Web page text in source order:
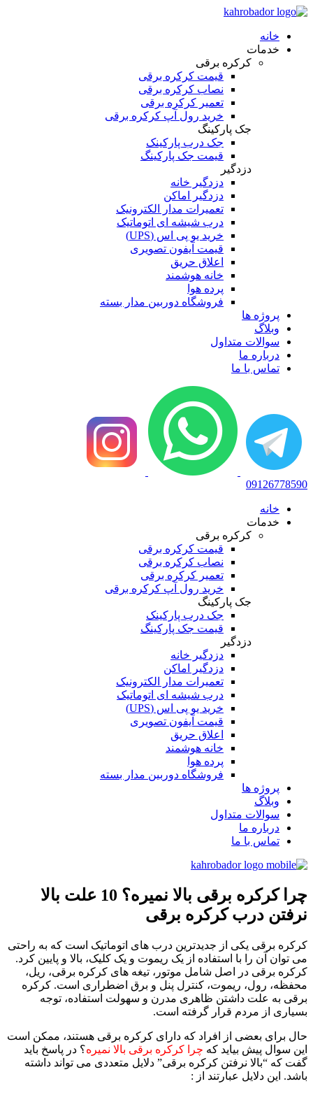
خانه
خدمات
کرکره برقی
قیمت کرکره برقی
نصاب کرکره برقی
تعمیر کرکره برقی
خرید رول آپ کرکره برقی
جک پارکینگ
جک درب پارکینک
قیمت جک پارکینگ
دزدگیر
دزدگیر خانه
دزدگیر اماکن
تعمیرات مدار الکترونیک
درب شیشه ای اتوماتیک
خرید یو پی اس (UPS)
قیمت آیفون تصویری
اعلاق حریق
خانه هوشمند
پرده هوا
فروشگاه دوربین مدار بسته
پروژه ها
وبلاگ
سوالات متداول
درباره ما
تماس با ما
09126778590
خانه
خدمات
کرکره برقی
قیمت کرکره برقی
نصاب کرکره برقی
تعمیر کرکره برقی
خرید رول آپ کرکره برقی
جک پارکینگ
جک درب پارکینک
قیمت جک پارکینگ
دزدگیر
دزدگیر خانه
دزدگیر اماکن
تعمیرات مدار الکترونیک
درب شیشه ای اتوماتیک
خرید یو پی اس (UPS)
قیمت آیفون تصویری
اعلاق حریق
خانه هوشمند
پرده هوا
فروشگاه دوربین مدار بسته
پروژه ها
وبلاگ
سوالات متداول
درباره ما
تماس با ما
چرا کرکره برقی بالا نمیره؟ 10 علت بالا
نرفتن درب کرکره برقی
کرکره برقی یکی از جدیدترین درب های اتوماتیک است که به راحتی
می توان آن را با استفاده از یک ریموت و یک کلیک، بالا و پایین کرد.
کرکره برقی در اصل شامل موتور، تیغه های کرکره برقی، ریل،
محفظه، رول، ریموت، کنترل پنل و برق اضطراری است. کرکره
برقی به علت داشتن ظاهری مدرن و سهولت استفاده، توجه
بسیاری از مردم قرار گرفته است.
حال برای بعضی از افراد که دارای کرکره برقی هستند، ممکن است
این سوال پیش بیاید که چرا کرکره برقی بالا نمیره؟ در پاسخ باید
گفت که “بالا نرفتن کرکره برقی” دلایل متعددی می تواند داشته
باشد. این دلایل عبارتند از :